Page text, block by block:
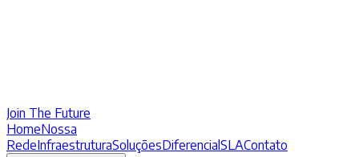
Join The Future
HomeNossa
RedeInfraestruturaSoluçõesDiferencial SLAContato